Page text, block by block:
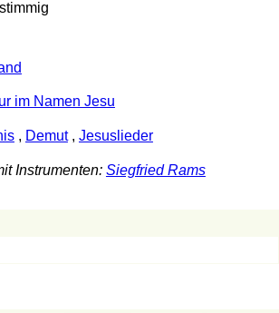
im Namen Jesu
, Demut, Jesuslieder
Instrumenten: Siegfried Rams